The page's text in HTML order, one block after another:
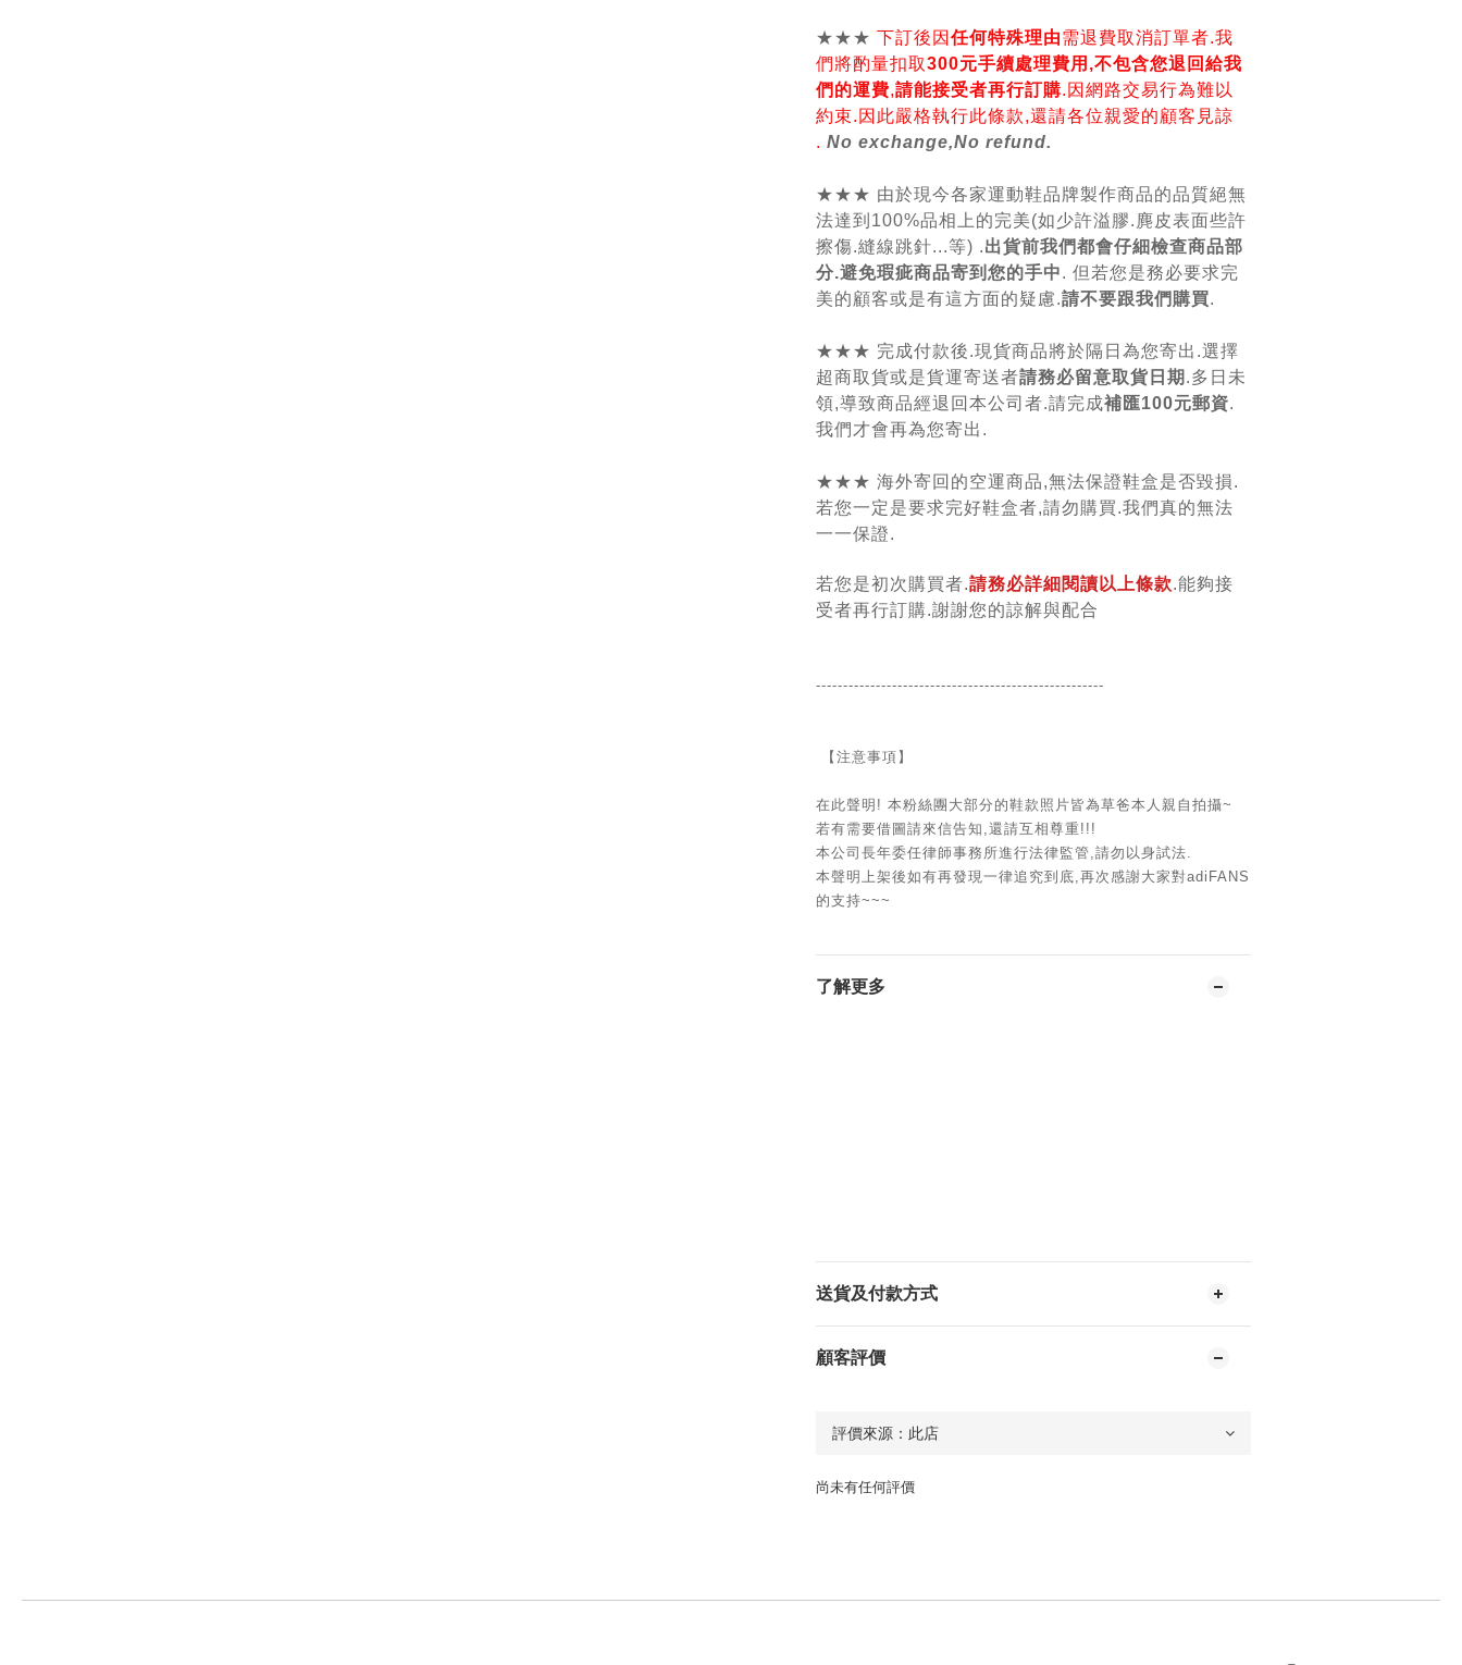
★★★ 下訂後因 任何特殊理由需退費取消訂單者.我
們將酌量扣取300元手續處理費用,不包含您退回給我
們的運費,請能接受者再行訂購.因網路交易行為難以
約束.因此嚴格執行此條款,還請各位親愛的顧客見諒
. No exchange,No refund.
★★★ 由於現今各家運動鞋品牌製作商品的品質絕無
法達到100%品相上的完美(如少許溢膠.麂皮表面些許
擦傷.縫線跳針...等) .出貨前我們都會仔細檢查商品部
分.避免瑕疵商品寄到您的手中. 但若您是務必要求完
美的顧客或是有這方面的疑慮.請不要跟我們購買.
★★★ 完成付款後.現貨商品將於隔日為您寄出.選擇
超商取貨或是貨運寄送者請務必留意取貨日期 .多日未
領,導致商品經退回本公司者.請完成補匯100元郵資.
我們才會再為您寄出.
★★★ 海外寄回的空運商品,無法保證鞋盒是否毀損.
若您一定是要求完好鞋盒者,請勿購買.我們真的無法
一一保證.
若您是初次購買者.請務必詳細閱讀以上條款.能夠接
受者再行訂購.謝謝您的諒解與配合
-----------------------------------------------------
【注意事項】
在此聲明! 本粉絲團大部分的鞋款照片皆為草爸本人親自拍攝~
若有需要借圖請來信告知,還請互相尊重!!!
本公司長年委任律師事務所進行法律監管,請勿以身試法.
本聲明上架後如有再發現一律追究到底,再次感謝大家對adiFANS
的支持~~~
了解更多
送貨及付款方式
顧客評價
尚未有任何評價